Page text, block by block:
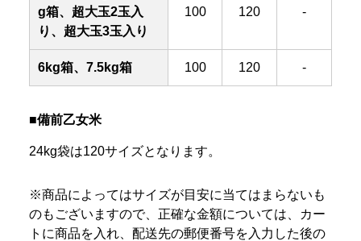
g箱、超大玉2玉入
り、超大玉3玉入り
100 120 -
6kg箱、7.5kg箱 100 120 -
■備前乙女米
24kg袋は120サイズとなります。
※商品によってはサイズが目安に当てはまらないも
のもございますので、正確な金額については、カー
トに商品を入れ、配送先の郵便番号を入力した後の